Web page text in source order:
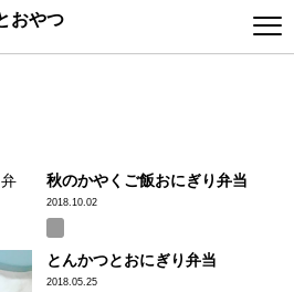
秋のかやくご飯おにぎり弁当
2018.10.02
とんかつとおにぎり弁当
2018.05.25